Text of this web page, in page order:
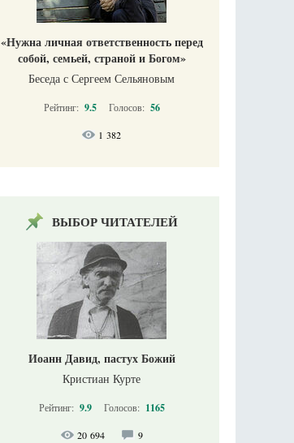
«Нужна личная ответственность перед
собой, семьей, страной и Богом»
Беседа с Сергеем Сельяновым
Рейтинг: 9.5 Голосов: 56
1 382
ВЫБОР ЧИТАТЕЛЕЙ
Иоанн Давид, пастух Божий
Кристиан Курте
Рейтинг: 9.9 Голосов: 1165
20 694 9